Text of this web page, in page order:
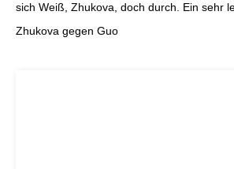
sich Weiß, Zhukova, doch durch. Ein sehr
Zhukova gegen Guo